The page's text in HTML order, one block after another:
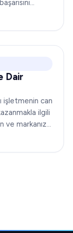
Dair
işletmenin can
ilgili
ve markanıza